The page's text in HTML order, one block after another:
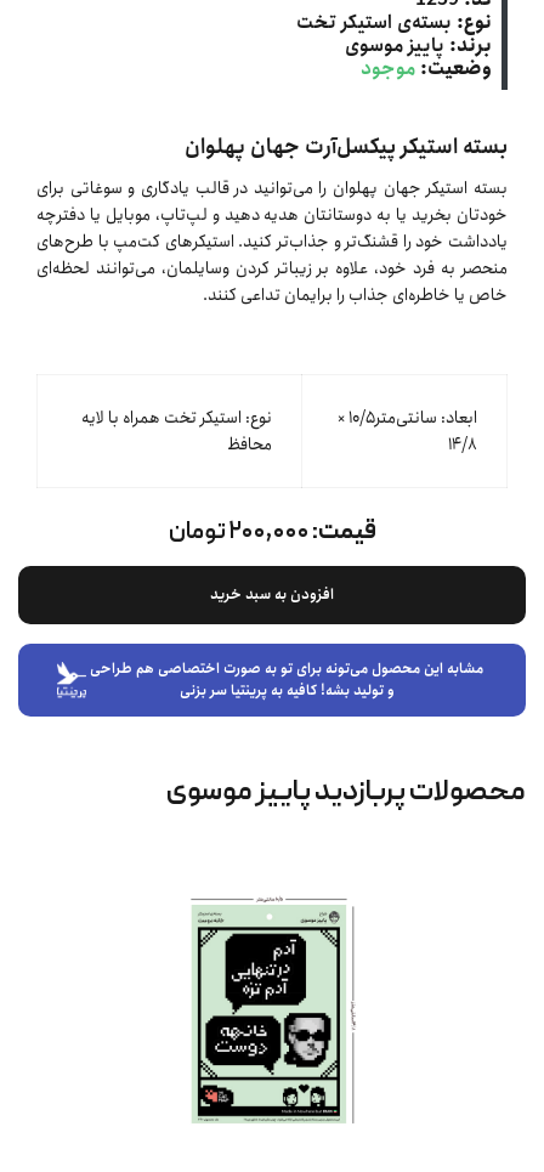
نوع: بسته‌ی استیکر تخت
برند: پاییز موسوی
وضعیت: موجود
بسته استیکر پیکسل‌آرت جهان پهلوان
بسته استیکر جهان پهلوان را می‌توانید در قالب یادگاری و سوغاتی برای
خودتان بخرید یا به دوستانتان هدیه دهید و لپ‌تاپ، موبایل یا دفترچه
یادداشت خود را قشنگ‌تر و جذاب‌تر کنید. استیکرهای کت‌مپ با طرح‌های
منحصر به فرد خود، علاوه بر زیباتر کردن وسایلمان، می‌توانند لحظه‌ای
خاص یا خاطره‌ای جذاب را برایمان تداعی کنند.
ابعاد: سانتی‌متر۱۰/۵ ×
۱۴/٨
نوع: استیکر تخت همراه با لایه
محافظ
قیمت:۲۰۰,۰۰۰ تومان
افزودن به سبد خرید
مشابه این محصول می‌تونه برای تو به صورت اختصاصی هم طراحی
و تولید بشه! کافیه به پرینتیا سر بزنی
محصولات پربازدید پاییز موسوی